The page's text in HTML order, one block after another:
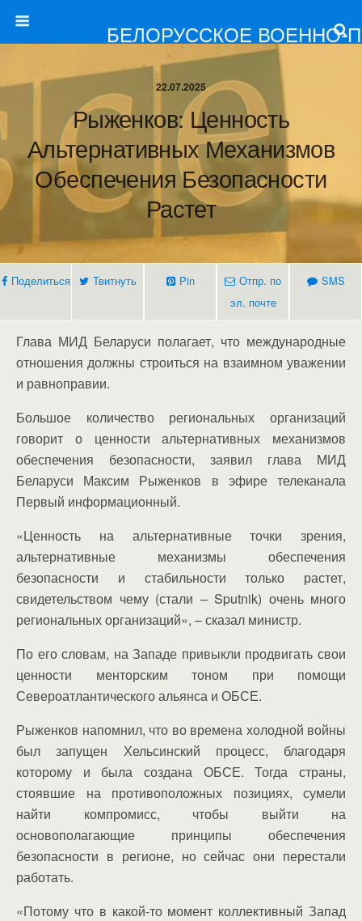
БЕЛОРУССКОЕ ВОЕННО-
22.07.2025
Рыженков: Ценность
Альтернативных Механизмов
Обеспечения Безопасности
Растет
Поделиться Твитнуть Pin
Отпр. по
эл. почте
SMS
Глава МИД Беларуси полагает, что международные
отношения должны строиться на взаимном уважении
и равноправии.
Большое количество региональных организаций
говорит о ценности альтернативных механизмов
обеспечения безопасности, заявил глава МИД
Беларуси Максим Рыженков в эфире телеканала
Первый информационный.
«Ценность на альтернативные точки зрения,
альтернативные механизмы обеспечения
безопасности и стабильности только растет,
свидетельством чему (стали – Sputnik) очень много
региональных организаций», – сказал министр.
По его словам, на Западе привыкли продвигать свои
ценности менторским тоном при помощи
Североатлантического альянса и ОБСЕ.
Рыженков напомнил, что во времена холодной войны
был запущен Хельсинский процесс, благодаря
которому и была создана ОБСЕ. Тогда страны,
стоявшие на противоположных позициях, сумели
найти компромисс, чтобы выйти на
основополагающие принципы обеспечения
безопасности в регионе, но сейчас они перестали
работать.
«Потому что в какой-то момент коллективный Запад